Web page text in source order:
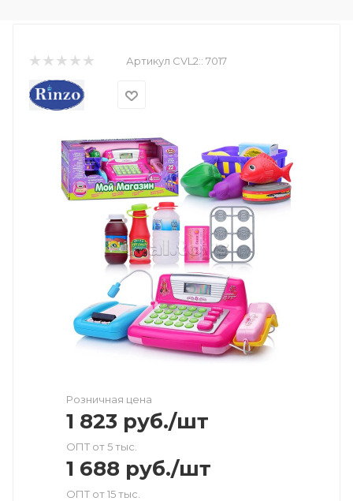
Артикул CVL2:: 7017
Розничная цена
1 823 руб./шт
ОПТ от 5 тыс.
1 688 руб./шт
ОПТ от 15 тыс.